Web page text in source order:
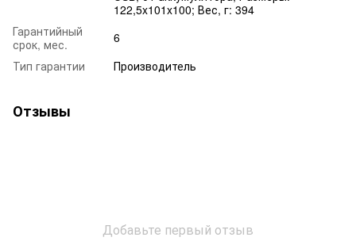
122,5x101x100; Вес, г: 394
Гарантийный
срок, мес.
6
Тип гарантии
Производитель
Отзывы
Добавьте первый отзыв